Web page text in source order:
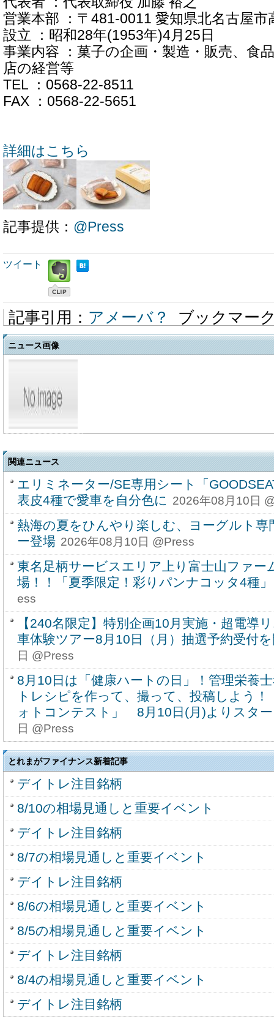
営業本部 ：〒481-0011 愛知県北名古屋市
設立 ：昭和28年(1953年)4月25日
事業内容 ：菓子の企画・製造・販売、食
店の経営等
TEL ：0568-22-8511
FAX ：0568-22-5651
詳細はこちら
記事提供： @Press
ツイート
記事引用： アメーバ？ ブックマー
ニュース画像
関連ニュース
エリミネーター/SE専用シート「
表皮4種で愛車を自分色に 2026年08月10日
熱海の夏をひんやり楽しむ、ヨーグルト専
ー登場 2026年08月10日 @Press
東名足柄サービスエリア上り富士山ファ
場！！「夏季限定！彩りパンナコッタ4種」
ess
【240名限定】特別企画10月実施・超電導
車体験ツアー8月10日（月）抽選予約受付
日 @Press
8月10日は「健康ハートの日」！管理栄養
トレシピを作って、撮って、投稿しよう
ォトコンテスト」 8月10日(月)よりスタ
日 @Press
とれまがファイナンス新着記事
デイトレ注目銘柄
8/10の相場見通しと重要イベント
デイトレ注目銘柄
8/7の相場見通しと重要イベント
デイトレ注目銘柄
8/6の相場見通しと重要イベント
8/5の相場見通しと重要イベント
デイトレ注目銘柄
8/4の相場見通しと重要イベント
デイトレ注目銘柄